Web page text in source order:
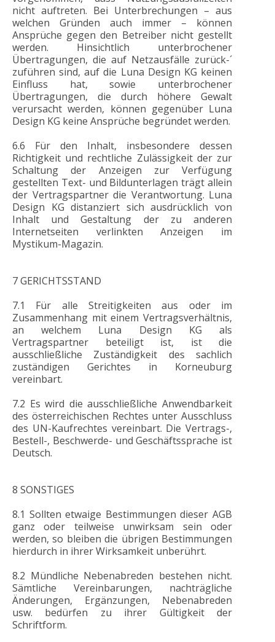
nicht auftreten. Bei Unterbrechungen – aus
welchen Gründen auch immer – können
Ansprüche gegen den Betreiber nicht gestellt
werden. Hinsichtlich unterbrochener
Übertragungen, die auf Netzausfälle zurück-´
zuführen sind, auf die Luna Design KG keinen
Einfluss hat, sowie unterbrochener
Übertragungen, die durch höhere Gewalt
verursacht werden, können gegenüber Luna
Design KG keine Ansprüche begründet werden.
6.6 Für den Inhalt, insbesondere dessen
Richtigkeit und rechtliche Zulässigkeit der zur
Schaltung der Anzeigen zur Verfügung
gestellten Text- und Bildunterlagen trägt allein
der Vertragspartner die Verantwortung. Luna
Design KG distanziert sich ausdrücklich von
Inhalt und Gestaltung der zu anderen
Internetseiten verlinkten Anzeigen im
Mystikum-Magazin.
7 GERICHTSSTAND
7.1 Für alle Streitigkeiten aus oder im
Zusammenhang mit einem Vertragsverhältnis,
an welchem Luna Design KG als
Vertragspartner beteiligt ist, ist die
ausschließliche Zuständigkeit des sachlich
zuständigen Gerichtes in Korneuburg
vereinbart.
7.2 Es wird die ausschließliche Anwendbarkeit
des österreichischen Rechtes unter Ausschluss
des UN-Kaufrechtes vereinbart. Die Vertrags-,
Bestell-, Beschwerde- und Geschäftssprache ist
Deutsch.
8 SONSTIGES
8.1 Sollten etwaige Bestimmungen dieser AGB
ganz oder teilweise unwirksam sein oder
werden, so bleiben die übrigen Bestimmungen
hierdurch in ihrer Wirksamkeit unberührt.
8.2 Mündliche Nebenabreden bestehen nicht.
Sämtliche Vereinbarungen, nachträgliche
Änderungen, Ergänzungen, Nebenabreden
usw. bedürfen zu ihrer Gültigkeit der
Schriftform.